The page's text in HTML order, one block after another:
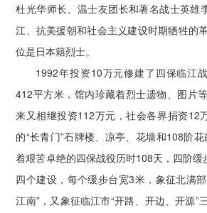
杜光华师长、温士友团长和著名战士英雄
江、抗美援朝和社会主义建设时期牺牲的
位是日本籍烈士。
1992年投资10万元修建了四保临江
412平方米，馆内珍藏着烈士遗物、图片
来又相继投资112万元，社会各界捐资12
的“长青门”石牌楼、凉亭、花墙和108阶
着艰苦卓绝的四保战役历时108天，四阶
四个建设，每个缓步台宽3米，象征北满
江南”，又象征临江市“开路、开边、开源”